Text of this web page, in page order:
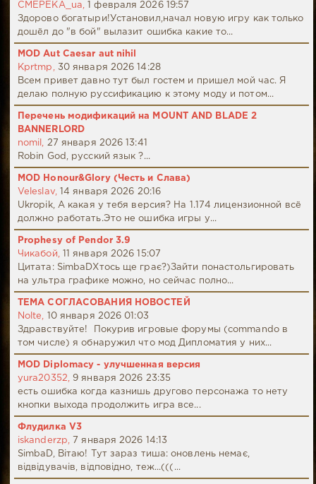
CMEPEKA_ua,
1 февраля 2026 19:57
Здорово богатыри!Установил,начал новую игру как только
дошёл до "в бой" вылазит ошибка какие то...
MOD Aut Caesar aut nihil
Kprtmp,
30 января 2026 14:28
Всем привет давно тут был гостем и пришел мой час. Я
делаю полную руссификацию к этому моду и потом...
Перечень модификаций на MOUNT AND BLADE 2
BANNERLORD
nomil,
27 января 2026 13:41
Robin God, русский язык ?...
MOD Honour&Glory (Честь и Слава)
Veleslav,
14 января 2026 20:16
Ukropik, А какая у тебя версия? На 1.174 лицензионной всё
должно работать.Это не ошибка игры у...
Prophesy of Pendor 3.9
Чикабой,
11 января 2026 15:07
Цитата: SimbaDХтось ще грає?)Зайти понастольгировать
на ультра графике можно, но сейчас полно...
ТЕМА СОГЛАСОВАНИЯ НОВОСТЕЙ
Nolte,
10 января 2026 01:03
Здравствуйте! Покурив игровые форумы (commando в
том числе) я обнаружил что мод Дипломатия у них...
MOD Diplomacy - улучшенная версия
yura20352,
9 января 2026 23:35
есть ошибка когда казнишь другово персонажа то нету
кнопки выхода продолжить игра все...
Флудилка V3
iskanderzp,
7 января 2026 14:13
SimbaD, Вітаю! Тут зараз тиша: оновлень немає,
відвідувачів, відповідно, теж...(((...